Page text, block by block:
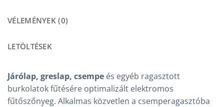
VÉLEMÉNYEK (0)
LETÖLTÉSEK
Járólap, greslap, csempe és egyéb ragasztott
burkolatok fűtésére optimalizált elektromos
fűtőszőnyeg. Alkalmas közvetlen a csemperagasztóba